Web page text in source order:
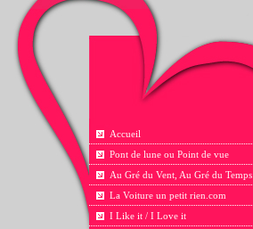
Accueil
Pont de lune ou Point de vue
Au Gré du Vent, Au Gré du Temps
La Voiture un petit rien.com
I Like it / I Love it